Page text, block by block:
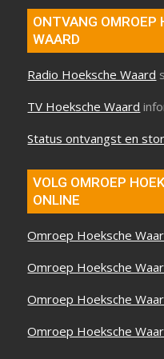
ONTVANG OMROEP
WAARD
Radio Hoeksche Waard
TV Hoeksche Waard
Status ontvangst en
VOLG OMROEP
ONLINE
Omroep Hoeksche
Omroep Hoeksche
Omroep Hoeksche
Omroep Hoeksche